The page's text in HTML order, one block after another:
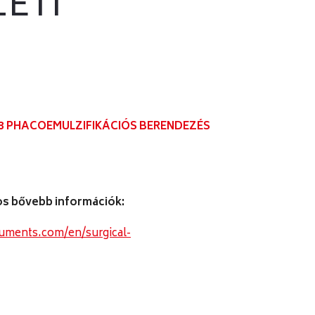
berendezések
készülékek
PHACOEMULZIFIKÁCIÓS BERENDEZÉS
bővebb információk:
en/surgical-